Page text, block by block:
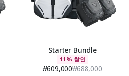
Starter Bundle
11% 할인
₩609,000₩688,000